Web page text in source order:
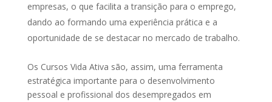
empresas, o que facilita a transição para o emprego,
dando ao formando uma experiência prática e a
oportunidade de se destacar no mercado de trabalho.
Os Cursos Vida Ativa são, assim, uma ferramenta
estratégica importante para o desenvolvimento
pessoal e profissional dos desempregados em